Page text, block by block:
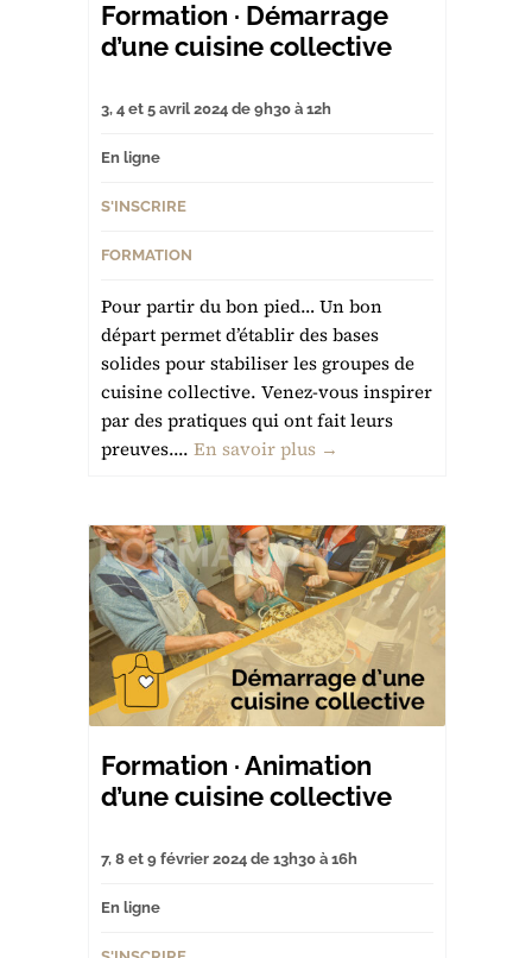
Formation · Démarrage
d’une cuisine collective
3, 4 et 5 avril 2024 de 9h30 à 12h
En ligne
S'INSCRIRE
FORMATION
Pour partir du bon pied… Un bon
départ permet d’établir des bases
solides pour stabiliser les groupes de
cuisine collective. Venez-vous inspirer
par des pratiques qui ont fait leurs
preuves.... En savoir plus →
Formation · Animation
d’une cuisine collective
7, 8 et 9 février 2024 de 13h30 à 16h
En ligne